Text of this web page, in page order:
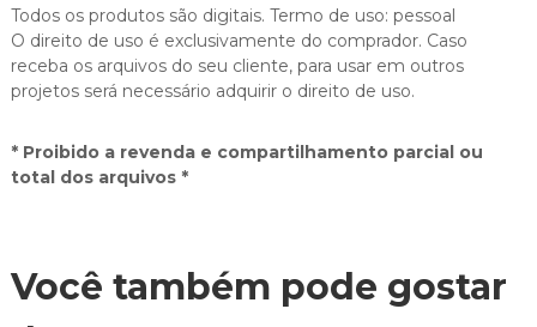
Todos os produtos são digitais. Termo de uso: pessoal
O direito de uso é exclusivamente do comprador. Caso
receba os arquivos do seu cliente, para usar em outros
projetos será necessário adquirir o direito de uso.
* Proibido a revenda e compartilhamento parcial ou
total dos arquivos *
Você também pode gostar